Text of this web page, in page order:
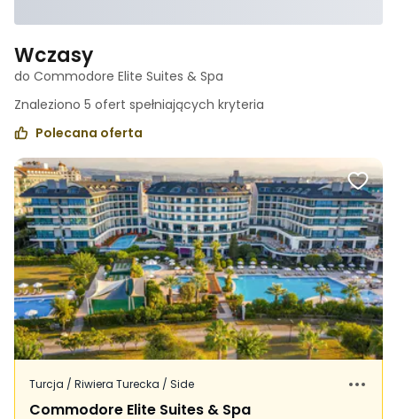
Wczasy
do Commodore Elite Suites & Spa
Znaleziono 5 ofert spełniających kryteria
Polecana oferta
Turcja / Riwiera Turecka / Side
Commodore Elite Suites & Spa